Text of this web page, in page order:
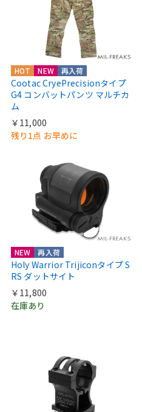
HOT NEW 再入荷
Cootac CryePrecisionタイプ
G4 コンバットパンツ マルチカ
ム
￥11,000
残り1点 お早めに
NEW 再入荷
Holy Warrior Trijiconタイプ S
RS ダットサイト
￥11,800
在庫あり